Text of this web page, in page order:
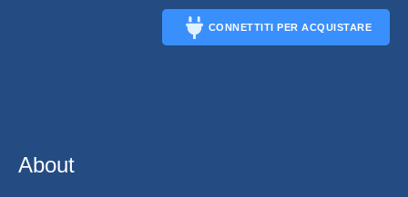
CONNETTITI PER ACQUISTARE
About